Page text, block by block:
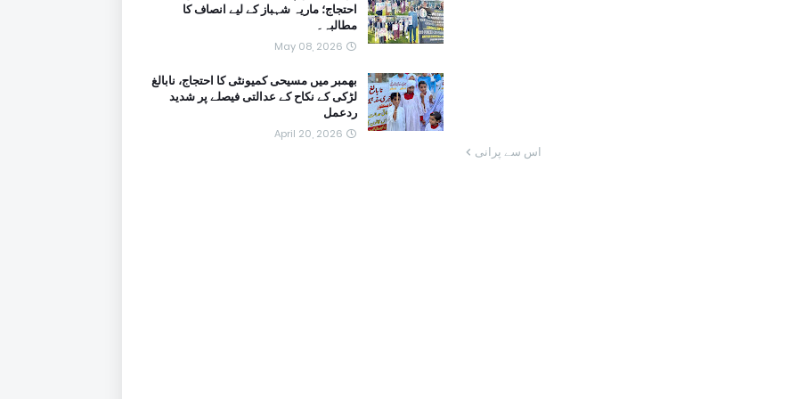
اس سے پرانی
احتجاج؛ ماریہ شہباز کے لیے انصاف کا
مطالبہ۔
May 08, 2026
بھمبر میں مسیحی کمیونٹی کا احتجاج، نابالغ
لڑکی کے نکاح کے عدالتی فیصلے پر شدید
ردعمل
April 20, 2026